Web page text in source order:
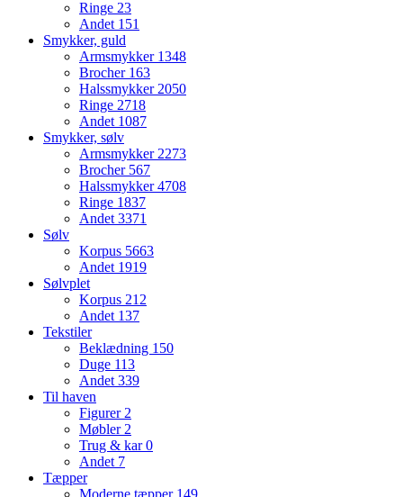
Ringe 23
Andet 151
Smykker, guld
Armsmykker 1348
Brocher 163
Halssmykker 2050
Ringe 2718
Andet 1087
Smykker, sølv
Armsmykker 2273
Brocher 567
Halssmykker4708
Ringe 1837
Andet 3371
Sølv
Korpus 5663
Andet 1919
Sølvplet
Korpus 212
Andet 137
Tekstiler
Beklædning 150
Duge 113
Andet 339
Til haven
Figurer 2
Møbler 2
Trug & kar0
Andet 7
Tæpper